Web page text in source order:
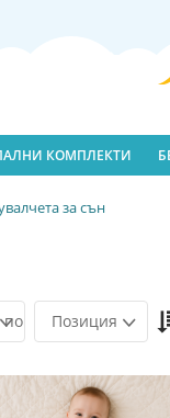
КОМПЛЕКТИ
за сън
Позиция